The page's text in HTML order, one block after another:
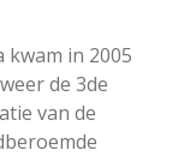
kwam in 2005
de 3de
van de